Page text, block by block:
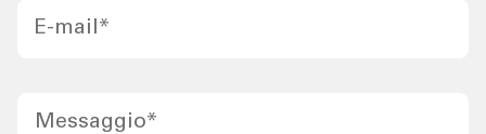
E-mail *
Messaggio*